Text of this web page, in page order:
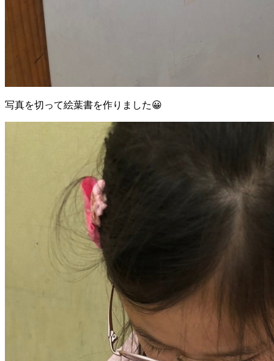
写真を切って絵葉書を作りました😀